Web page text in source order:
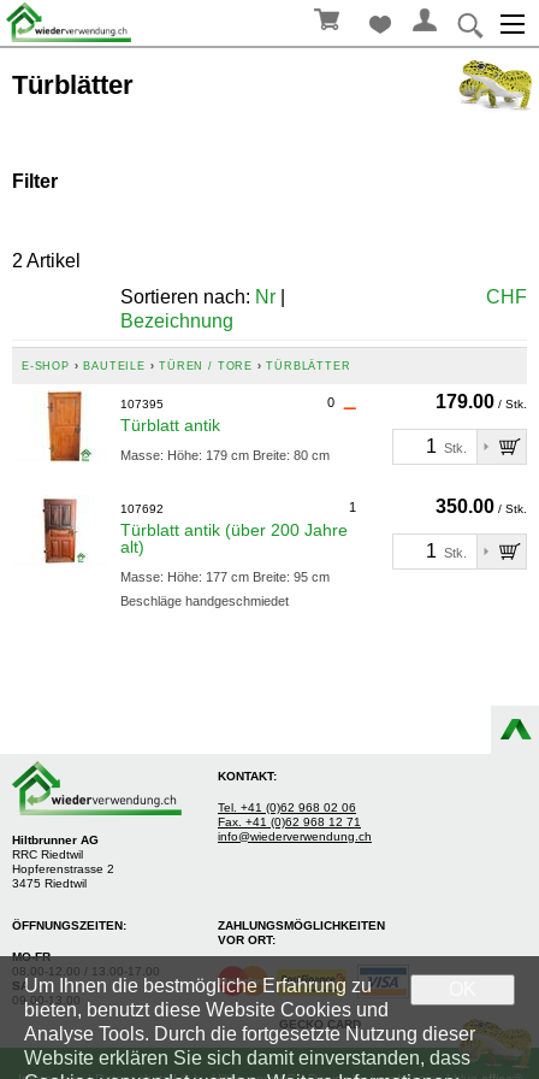
Türblätter
Filter
Aktualisieren
Höhe in cm
Aktualisieren
2 Artikel
Sortieren nach: Nr
Bezeichnung
CHF
E-SHOP › BAUTEILE › TÜREN / TORE › TÜRBLÄTTER
0
107395
Türblatt antik
Masse: Höhe: 179 cm Breite: 80 cm
179.00 / Stk.
Stk.
1
107692
Türblatt antik (über 200 Jahre
alt)
Masse: Höhe: 177 cm Breite: 95 cm
Beschläge handgeschmiedet
350.00 / Stk.
Stk.
Hiltbrunner AG
RRC Riedtwil
Hopferenstrasse 2
3475 Riedtwil
KONTAKT:
Tel. +41 (0)62 968 02 06
Fax. +41 (0)62 968 12 71
info@wiederverwendung.ch
ÖFFNUNGSZEITEN:
MO-FR
08.00-12.00 / 13.00-17.00
SA
09.00-13.00
ZAHLUNGSMÖGLICHKEITEN
VOR ORT:
GECKO CARD
Um Ihnen die bestmögliche Erfahrung zu
bieten, benutzt diese Website Cookies und
Analyse Tools. Durch die fortgesetzte Nutzung dieser
Website erklären Sie sich damit einverstanden, dass